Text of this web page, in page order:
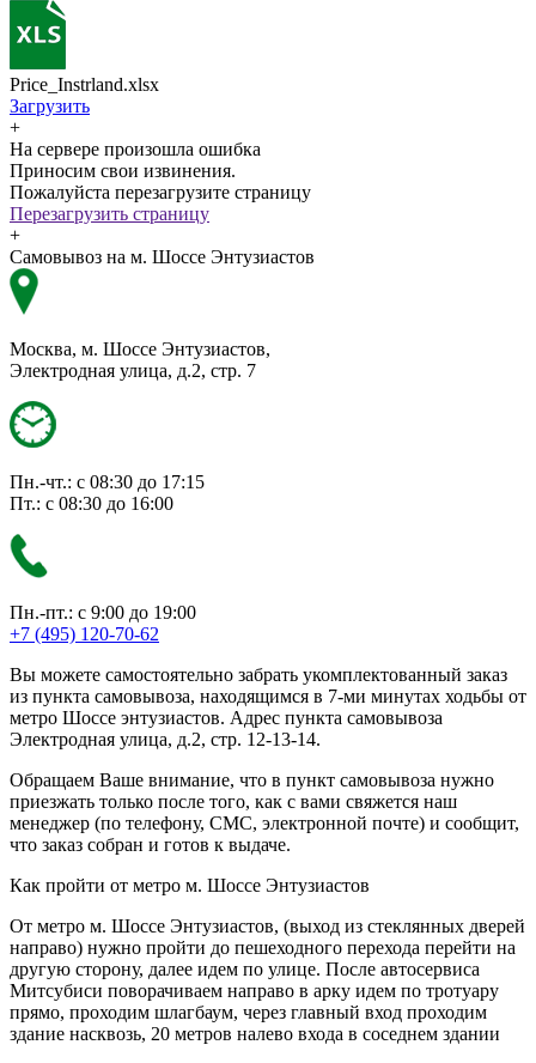
Price_Instrland.xlsx
Загрузить
+
На сервере произошла ошибка
Приносим свои извинения.
Пожалуйста перезагрузите страницу
Перезагрузить страницу
+
Самовывоз на м. Шоссе Энтузиастов
Москва, м. Шоссе Энтузиастов,
Электродная улица, д.2, стр. 7
Пн.-чт.: с 08:30 до 17:15
Пт.: с 08:30 до 16:00
Пн.-пт.: с 9:00 до 19:00
+7 (495) 120-70-62
Вы можете самостоятельно забрать укомплектованный заказ
из пункта самовывоза, находящимся в 7-ми минутах ходьбы от
метро Шоссе энтузиастов. Адрес пункта самовывоза
Электродная улица, д.2, стр. 12-13-14.
Обращаем Ваше внимание, что в пункт самовывоза нужно
приезжать только после того, как с вами свяжется наш
менеджер (по телефону, СМС, электронной почте) и сообщит,
что заказ собран и готов к выдаче.
Как пройти от метро м. Шоссе Энтузиастов
От метро м. Шоссе Энтузиастов, (выход из стеклянных дверей
направо) нужно пройти до пешеходного перехода перейти на
другую сторону, далее идем по улице. После автосервиса
Митсубиси поворачиваем направо в арку идем по тротуару
прямо, проходим шлагбаум, через главный вход проходим
здание насквозь, 20 метров налево входа в соседнем здании